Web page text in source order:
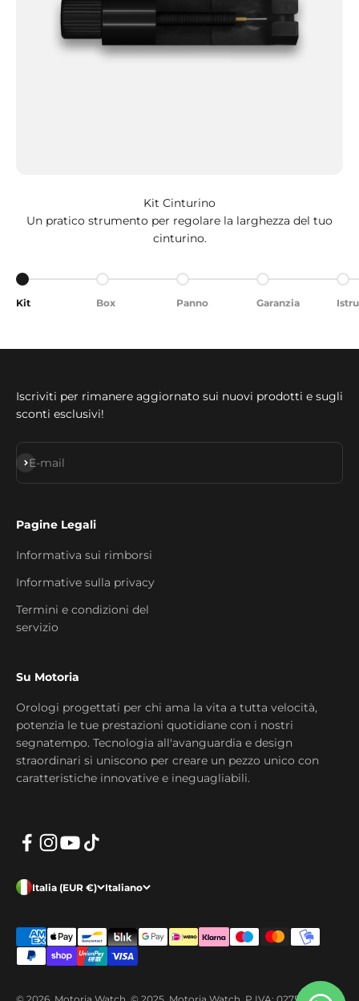
Kit Cinturino
Un pratico strumento per regolare la larghezza del tuo
cinturino.
Vai all'articolo 1
Kit
Vai all'articolo 2
Box
Vai all'articolo 3
Panno
Vai all'articolo 4
Garanzia
Vai
Iscriviti per rimanere aggiornato sui nuovi prodotti e sugli
sconti esclusivi!
E-mail
Iscriviti alla newsletter
Pagine Legali
Informativa sui rimborsi
Informative sulla privacy
Termini e condizioni del
servizio
Su Motoria
Orologi progettati per chi ama la vita a tutta velocità,
potenzia le tue prestazioni quotidiane con i nostri
segnatempo. Tecnologia all'avanguardia e design
straordinari si uniscono per creare un pezzo unico con
caratteristiche innovative e ineguagliabili.
Italia (EUR €) Italiano